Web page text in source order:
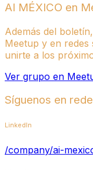
AI MÉXICO en
Además del
Meetup y en redes
unirte a los
Ver grupo en
Síguenos en
LinkedIn
/company/ai-